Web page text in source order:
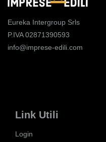
Eureka Intergroup Srls
P.IVA 02871390593
info@imprese-edili.com
Link Utili
Login